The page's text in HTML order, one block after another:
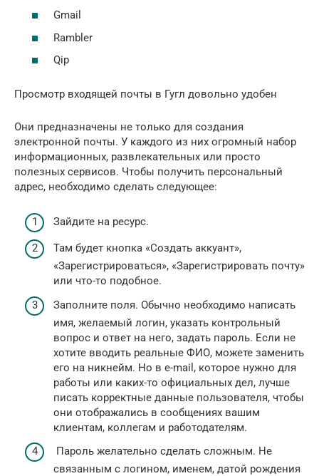
Gmail
Rambler
Qip
Просмотр входящей почты в Гугл довольно удобен
Они предназначены не только для создания
электронной почты. У каждого из них огромный набор
информационных, развлекательных или просто
полезных сервисов. Чтобы получить персональный
адрес, необходимо сделать следующее:
Зайдите на ресурс.
Там будет кнопка «Создать аккуант»,
«Зарегистрироваться», «Зарегистрировать почту»
или что-то подобное.
Заполните поля. Обычно необходимо написать
имя, желаемый логин, указать контрольный
вопрос и ответ на него, задать пароль. Если не
хотите вводить реальные ФИО, можете заменить
его на никнейм. Но в e-mail, которое нужно для
работы или каких-то официальных дел, лучше
писать корректные данные пользователя, чтобы
они отображались в сообщениях вашим
клиентам, коллегам и работодателям.
Пароль желательно сделать сложным. Не
связанным с логином, именем, датой рождения